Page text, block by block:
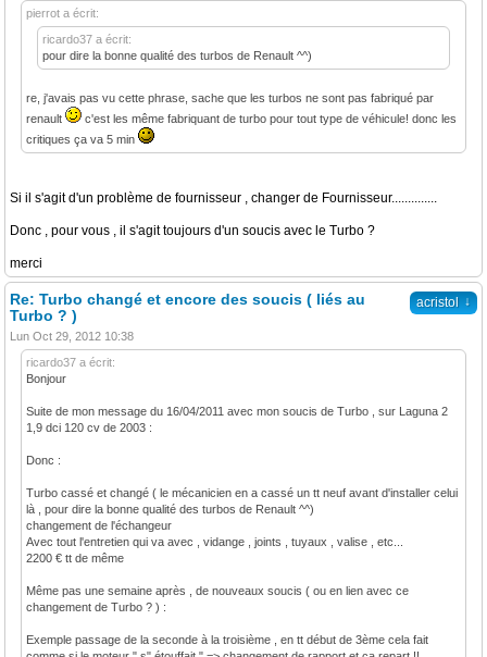
pierrot a écrit:
ricardo37 a écrit:
pour dire la bonne qualité des turbos de Renault ^^)
re, j'avais pas vu cette phrase, sache que les turbos ne sont pas fabriqué par
renault
c'est les même fabriquant de turbo pour tout type de véhicule! donc les
critiques ça va 5 min
Si il s'agit d'un problème de fournisseur , changer de Fournisseur..............
Donc , pour vous , il s'agit toujours d'un soucis avec le Turbo ?
merci
acristol ↓
Re: Turbo changé et encore des soucis ( liés au
Turbo ? )
Lun Oct 29, 2012 10:38
ricardo37 a écrit:
Bonjour
Suite de mon message du 16/04/2011 avec mon soucis de Turbo , sur Laguna 2
1,9 dci 120 cv de 2003 :
Donc :
Turbo cassé et changé ( le mécanicien en a cassé un tt neuf avant d'installer celui
là , pour dire la bonne qualité des turbos de Renault ^^)
changement de l'échangeur
Avec tout l'entretien qui va avec , vidange , joints , tuyaux , valise , etc...
2200 € tt de même
Même pas une semaine après , de nouveaux soucis ( ou en lien avec ce
changement de Turbo ? ) :
Exemple passage de la seconde à la troisième , en tt début de 3ème cela fait